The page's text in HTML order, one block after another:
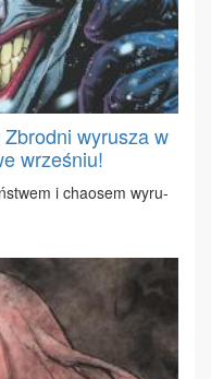
wyrusza w
wrześniu!
i cha­osem wy­ru­